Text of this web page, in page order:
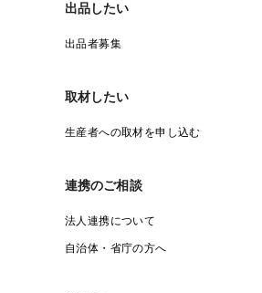
出品したい
出品者募集
取材したい
生産者への取材を申し込む
連携のご相談
法人連携について
自治体・省庁の方へ